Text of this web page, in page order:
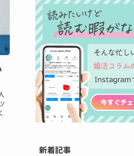
新着記事